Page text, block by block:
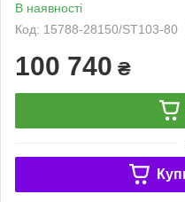
В наявності
Код: 15788-28150/ST103-80
100 740 ₴